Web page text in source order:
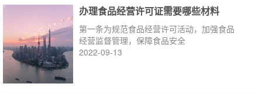
办理食品经营许可证需要哪些材料
第一条为规范食品经营许可活动，加强食品
经营监督管理，保障食品安全
2022-09-13